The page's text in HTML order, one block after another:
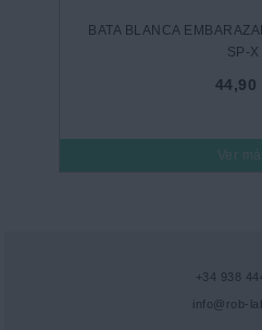
BATA BLANCA
SP-X
44,90
Ver
+34 938
info@rob-